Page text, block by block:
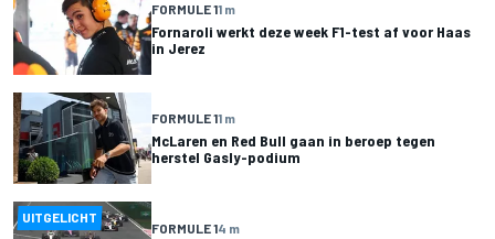
FORMULE 11 m
Fornaroli werkt deze week F1-test af voor Haas
in Jerez
FORMULE 11 m
McLaren en Red Bull gaan in beroep tegen
herstel Gasly-podium
UITGELICHT
FORMULE 14 m